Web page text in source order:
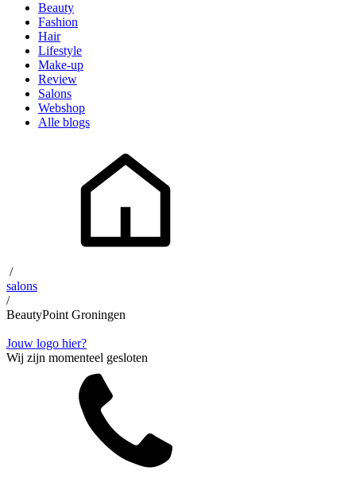
Beauty
Fashion
Hair
Lifestyle
Make-up
Review
Salons
Webshop
Alle blogs
/
salons
/
BeautyPoint Groningen
Jouw logo hier?
Wij zijn momenteel gesloten